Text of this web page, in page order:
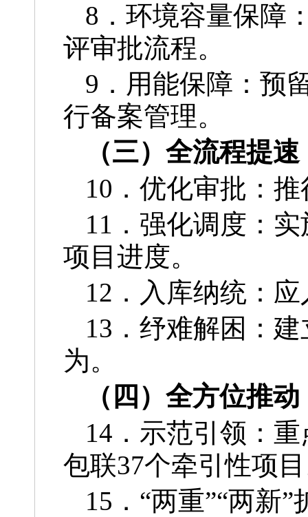
8．环境容量保障
评审批流程。
9．用能保障：预
行备案管理。
（三）全流程提
10．优化审批：
11．强化调度：
项目进度。
12．入库纳统：
13．纾难解困：
为。
（四）全方位推
14．示范引领：
包联37个牵引性项
15．“两重”“两新